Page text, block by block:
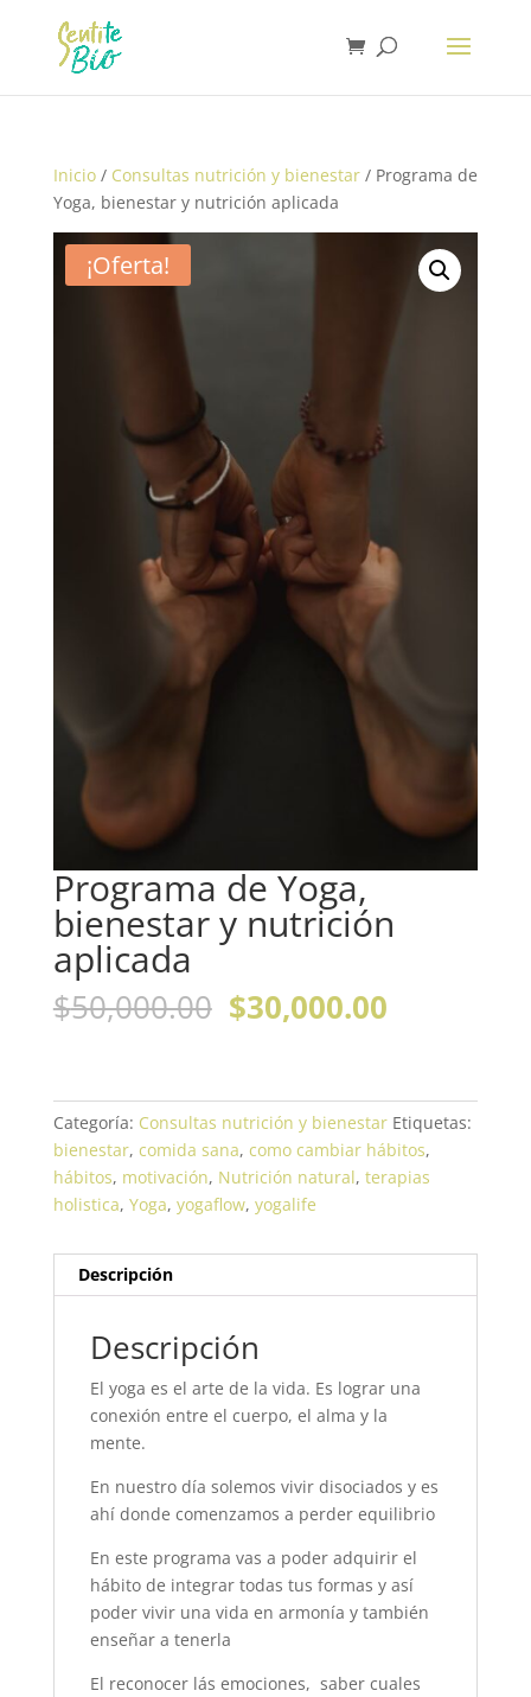
Inicio/ Consultas nutrición y bienestar/ Programa de
Yoga, bienestar y nutrición aplicada
¡Oferta!
Programa de Yoga,
bienestar y nutrición
aplicada
$50,000.00 El
precio
$50,000.00.
$30,000.00El
Categoría: Consultas nutrición y bienestar Etiquetas:
bienestar, comida sana, como cambiar hábitos,
hábitos, motivación, Nutrición natural, terapias
holistica, Yoga, yogaflow, yogalife
Descripción
Descripción
El yoga es el arte de la vida. Es lograr una
conexión entre el cuerpo, el alma y la
mente.
En nuestro día solemos vivir disociados y es
ahí donde comenzamos a perder equilibrio
En este programa vas a poder adquirir el
hábito de integrar todas tus formas y así
poder vivir una vida en armonía y también
enseñar a tenerla
El reconocer lás emociones, saber cuales